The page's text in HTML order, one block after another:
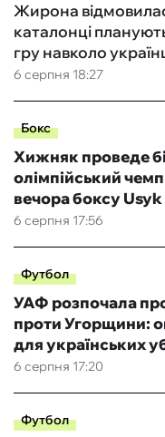
6 серпня 18:27
Жирона
каталонці
гру навколо
Бокс
6 серпня 17:56
Хижняк проведе
олімпійський
вечора боксу Usyk
Футбол
6 серпня 17:20
УАФ розпочала
проти Угорщини:
для українських
Футбол